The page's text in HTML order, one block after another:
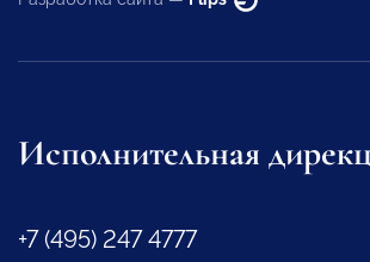
Исполнительная
+7 (495) 247 4777